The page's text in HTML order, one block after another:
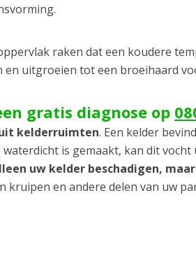
raken dat een koudere
uitgroeien tot een broeihaard
gratis diagnose op
kelderruimten. Een kelder
is gemaakt, kan dit vocht
uw kelder beschadigen,
kruipen en andere delen van uw